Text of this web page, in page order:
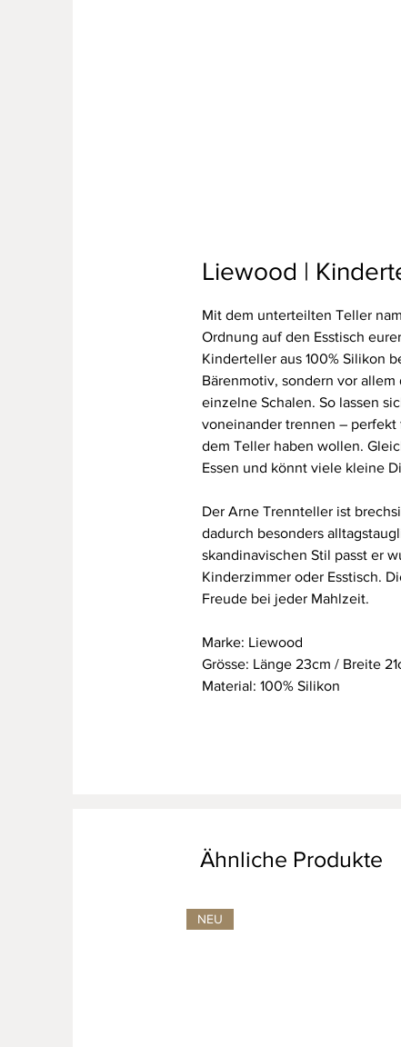
Liewood |
Mit dem unterteilten Teller
Ordnung auf den Esstisch
Kinderteller aus 100% Silikon
Bärenmotiv, sondern vor
einzelne Schalen. So lassen
voneinander trennen –
dem Teller haben wollen.
Essen und könnt viele kleine
Der Arne Trennteller ist
dadurch besonders
skandinavischen Stil passt er
Kinderzimmer oder Esstisch.
Freude bei jeder Mahlzeit.
Marke: Liewood
Grösse: Länge 23cm / Breite
Material: 100% Silikon
Ähnliche Produkte
NEU